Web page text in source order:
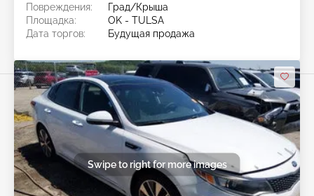
Повреждения:
Град/Крыша
Площадка:
OK - TULSA
Дата торгов:
Будущая продажа
Swipe to right for more images